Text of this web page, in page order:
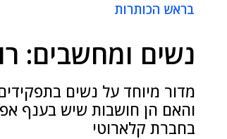
בראש הכותרות
נשים ומחשבים:
מדור מיוחד על נשים
והאם הן חושבות שיש בענף
בחברת קלארוטי